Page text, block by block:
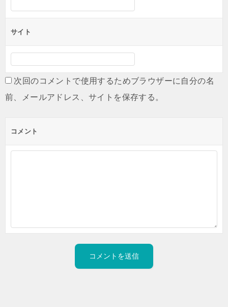
サイト
次回のコメントで使用するためブラウザーに自分の名
前、メールアドレス、サイトを保存する。
コメント